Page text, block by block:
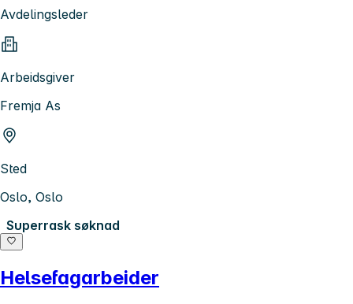
Avdelingsleder
Arbeidsgiver
Fremja As
Sted
Oslo, Oslo
Superrask søknad
Helsefagarbeider